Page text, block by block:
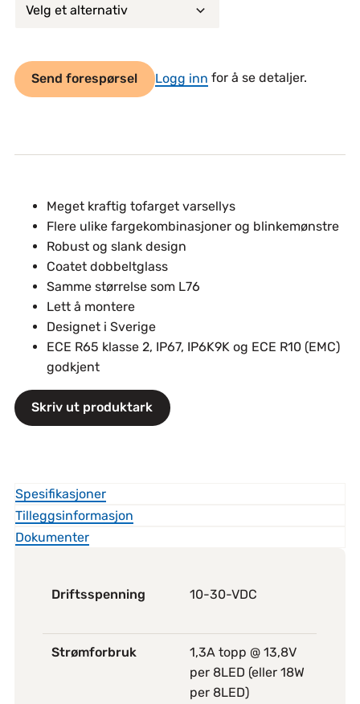
Send forespørsel Logg inn for å se detaljer.
Meget kraftig tofarget varsellys
Flere ulike fargekombinasjoner og blinkemønstre
Robust og slank design
Coatet dobbeltglass
Samme størrelse som L76
Lett å montere
Designet i Sverige
ECE R65 klasse 2, IP67, IP6K9K og ECE R10 (EMC)
godkjent
Skriv ut produktark
Spesifikasjoner
Tilleggsinformasjon
Dokumenter
Driftsspenning 10-30-VDC
Strømforbruk
1,3A topp @ 13,8V
per 8LED (eller 18W
per 8LED)